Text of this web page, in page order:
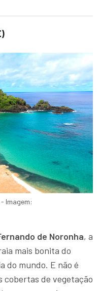
Imagem:
de Noronha, a
mais bonita do
do mundo. E não é
cobertas de vegetação